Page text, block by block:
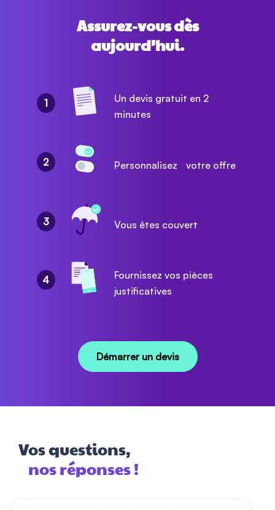
Assurez-vous dès
aujourd’hui.
1
Un devis gratuit en 2
minutes
2 Personnalisez votre offre
3 Vous êtes couvert
4
Fournissez vos pièces
justificatives
Démarrer un devis
Vos questions,
nos réponses !